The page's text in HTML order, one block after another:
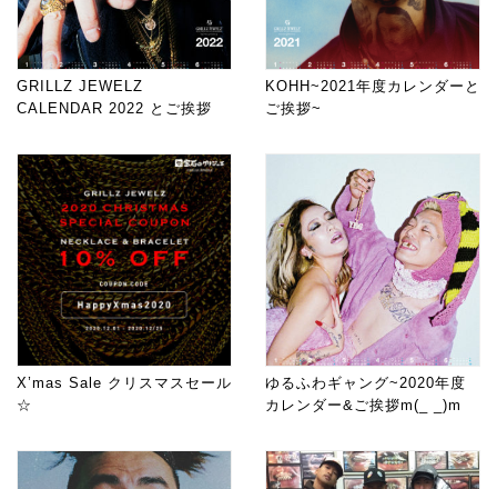
GRILLZ JEWELZ
CALENDAR 2022 とご挨拶
KOHH~2021年度カレンダーと
ご挨拶~
X’mas Sale クリスマスセール
☆
ゆるふわギャング~2020年度
カレンダー&ご挨拶m(_ _)m